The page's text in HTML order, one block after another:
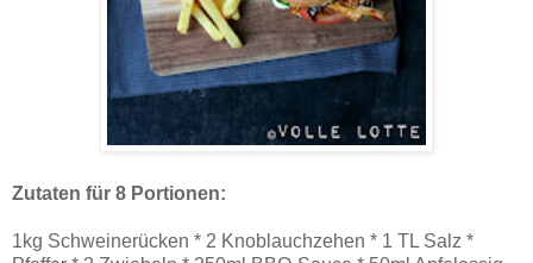
Zutaten für 8 Portionen:
1kg Schweinerücken * 2 Knoblauchzehen * 1 TL Salz *